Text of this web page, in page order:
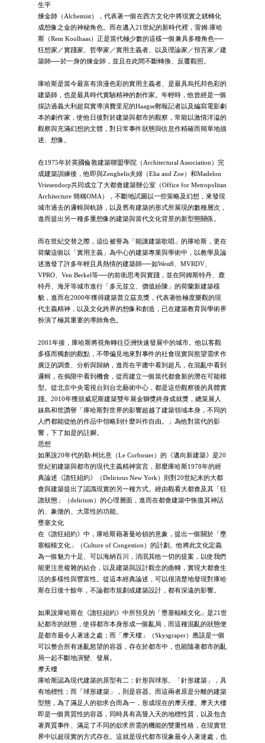
生平
煉金師（Alchemist），代表著一個在西方文化中將現實之銹轉化
成想像之金的神秘角色。而在邁入21世紀的新時代裡，雷姆‧庫哈
斯（Rem Koolhaas）正是當代極少數的這樣一個兼具多種角色──
狂想家／實踐家、哲學家／實用主義者、以及理論家／預言家／建
築師──於一身的煉金師，並且在此間不斷轉換、反覆觀照。
庫哈斯是當今最富有浪漫色彩的實用主義者、是最具烏托邦色彩的
建築師，也是最具時代實驗精神的創作家。年輕時，他曾經是一個
採訪過義大利超寫實導演費里尼的Haagse郵報記者以及編寫電影劇
本的劇作家，使他日後對於建築與都市的觀察，常能以激情洋溢的
觀察與充滿幻想的文體，對日常事件狀態與信息作精確而簡單地描
述、想像。
在1975年於英國倫敦建築聯盟學院（Architectural Association）完
成建築訓練後，他即與Zenghelis夫婦（Elia and Zoe）和Madelon
Vriesendorp共同成立了大都會建築辦公室（Office for Metropolitan
Architecture 簡稱OMA），不斷地試圖以一些策略及幻想，來發現
城市過去的邏輯與軌跡，以及舊有建築的形式所展現的數種層次，
進而提出另一種多重想像的建築與當代文化背景的新型態關係。
而在世紀交替之際，這位被譽為「能讓建築歌唱」的庫哈斯，更在
荷蘭這個以「實用主義」為中心的建築專業與學術中，以教學及論
述激發了許多年輕且具熱情的建築師──如West8、MVRDV、
VPRO、Ven Berkel等──的前衛思考與實踐，並在阿姆斯特丹、鹿
特丹、海牙等城市進行「多元並立、價值紛陳」的荷蘭新建築樣
貌，進而在2000年獲得建築普立茲克獎，代表著他極度樂觀的現
代主義精神，以及文化跨界的想像和創造，已在建築教育與學術界
扮演了極其重要的導師角色。
2001年後，庫哈斯將視角轉往亞洲快速發展中的城市。他以客觀
多樣而獨創的觀點，不帶偏見地來對事件的社會現實與慾望需求作
廣泛的調查、分析與歸納，進而在平庸中看到超凡，在混亂中看到
邏輯，在侷限中看到機會，從而建立一個當代都會新的潛在可能模
型。從北京中央電視台到台北藝術中心，都是這些觀察後的具體實
踐。2010年獲頒威尼斯建築雙年展金獅獎終身成就獎，總策展人
妹島和世讚譽「庫哈斯對世界的影響超越了建築領域本身，不同的
人們都能從他的作品中領略到什麼叫作自由。」為他對當代的影
響，下了如是的註腳。
思想
如果說20年代的勒‧柯比意（Le Corbusier）的《邁向新建築》是20
世紀初建築與都市的現代主義精神宣言，那麼庫哈斯1978年的經
典論述《譫狂紐約》（Delirious New York）則對20世紀末的大都
會與建築提出了認識現實的另一種方式。經由觀看大都會及其「狂
譫狀態」（delirium）的心理層面，進而在都會建築中恢復其神話
的、象徵的、大眾性的功能。
壅塞文化
在《譫狂紐約》中，庫哈斯藉著曼哈頓的意象，提出一個關於「壅
塞輻輳文化」（Culture of Congestion）的計劃。他將此文化定義
為一個魅力十足、可以海納百川，消泯其他一切的提案，以使我們
能更注意複雜的結合，以及建築與設計觀念的曲轉，實現大都會生
活的多樣性與豐富性。從這本經典論述，可以很清楚地發現對庫哈
斯在日後十餘年，不論都市規劃或建築設計，都有深遠的影響。
如果說庫哈斯在《譫狂紐約》中所預見的「壅塞輻輳文化」是21世
紀都市的狀態，使得都市本身形成一個亂局，而這種混亂的狀態便
是都市最令人著迷之處；而「摩天樓」（Skysgraper）應該是一個
可以整合所有迷亂慾望的容器，存在於都市中，也能隨著都市的亂
局一起不斷地演變、發展。
摩天樓
庫哈斯認為現代建築的原型有二：針形與球形。「針形建築」，具
有地標性；而「球形建築」，則是容器。而這兩者原是分離的建築
型態，為了滿足人的欲求合而為一，形成現在的摩天樓。摩天大樓
即是一個異質性的容器，同時具有高聳入天的地標性質，以及包含
著異質事件、滿足了不同的欲求所需的機能的雙重性格，在現實世
界中以超現實的方式存在。這就是現代都市現象最令人著迷處，也